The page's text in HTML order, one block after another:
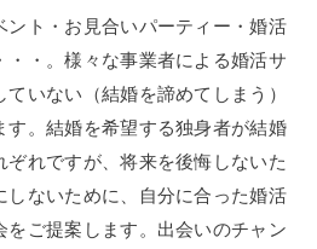
ント・お見合いパーティー・婚活
・・。様々な事業者による婚活サ
いない（結婚を諦めてしまう）
す。結婚を希望する独身者が結婚
れですが、将来を後悔しないた
しないために、自分に合った婚活
をご提案します。出会いのチャン